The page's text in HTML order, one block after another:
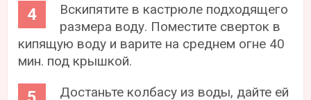
Вскипятите в кастрюле подходящего
размера воду. Поместите сверток в
кипящую воду и варите на среднем огне 40
мин. под крышкой.
Достаньте колбасу из воды, дайте ей